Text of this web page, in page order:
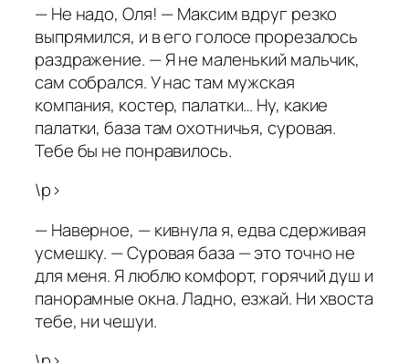
— Не надо, Оля! — Максим вдруг резко
выпрямился, и в его голосе прорезалось
раздражение. — Я не маленький мальчик,
сам собрался. У нас там мужская
компания, костер, палатки… Ну, какие
палатки, база там охотничья, суровая.
Тебе бы не понравилось.
\p>
— Наверное, — кивнула я, едва сдерживая
усмешку. — Суровая база — это точно не
для меня. Я люблю комфорт, горячий душ и
панорамные окна. Ладно, езжай. Ни хвоста
тебе, ни чешуи.